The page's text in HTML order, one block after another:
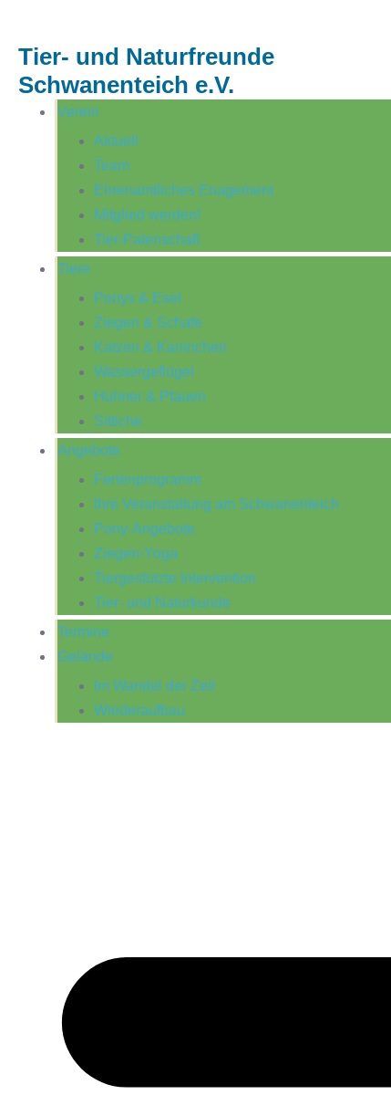
Tier- und Naturfreunde
Schwanenteich e.V.
Verein
Aktuell
Team
Ehrenamtliches Enagement
Mitglied werden!
Tier-Patenschaft
Tiere
Ponys & Esel
Ziegen & Schafe
Katzen & Kaninchen
Wassergeflügel
Hühner & Pfauen
Sittiche
Angebote
Ferienprogramm
Ihre Veranstaltung am Schwanenteich
Pony-Angebote
Ziegen-Yoga
Tiergestützte Intervention
Tier- und Naturkunde
Termine
Gelände
Im Wandel der Zeit
Wiederaufbau